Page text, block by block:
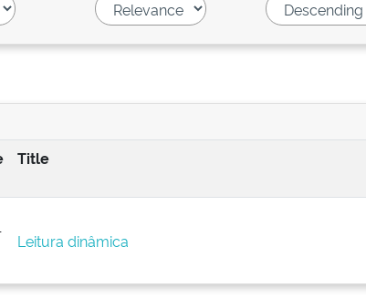
Title
Leitura dinâmica